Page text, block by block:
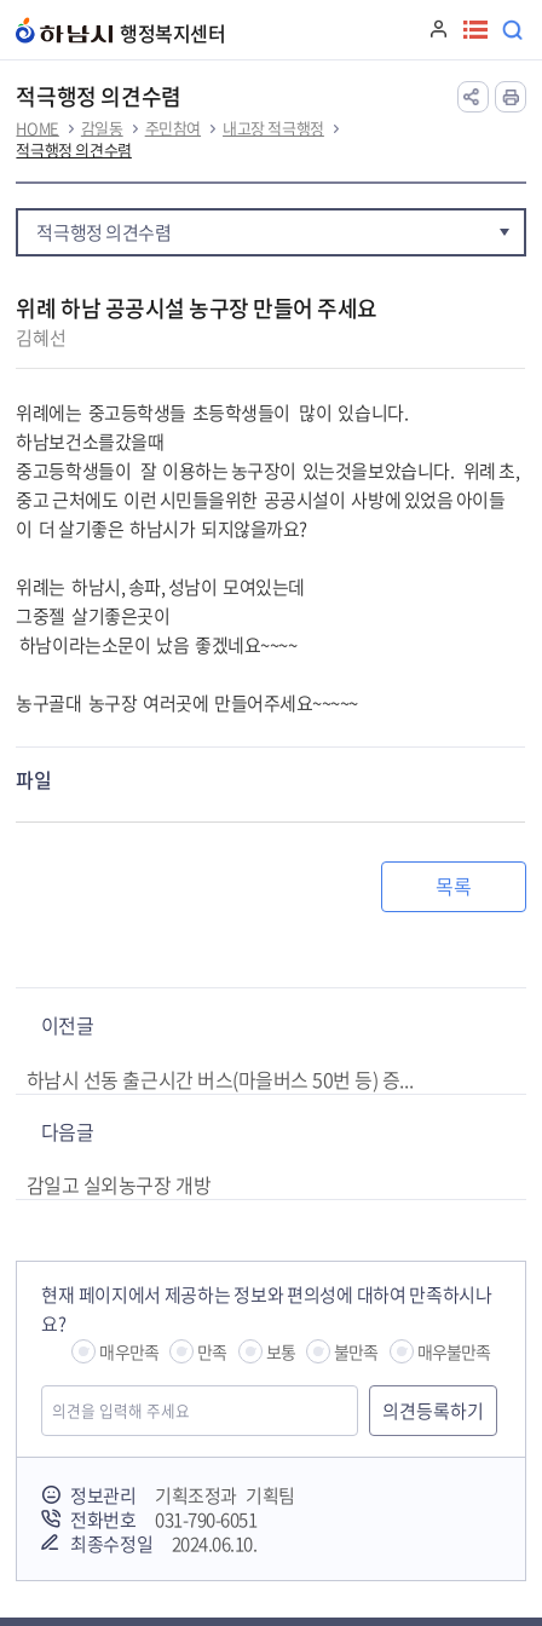
행정복지센터
적극행정 의견수렴
HOME 감일동 주민참여
내고장 적극행정
적극행정 의견수렴
적극행정 의견수렴
위례 하남 공공시설 농구장 만들어 주세요
김혜선
위례에는 중고등학생들 초등학생들이 많이 있습니다.
하남보건소를갔을때
중고등학생들이 잘 이용하는 농구장이 있는것을보았습니다. 위례 초,
중고 근처에도 이런 시민들을위한 공공시설이 사방에 있었음 아이들
이 더 살기좋은 하남시가 되지않을까요?
위례는 하남시, 송파, 성남이 모여있는데
그중젤 살기좋은곳이
하남이라는소문이 났음 좋겠네요~~~~
농구골대 농구장 여러곳에 만들어주세요~~~~~
파일
목록
이전글
하남시 선동 출근시간 버스(마을버스 50번 등) 증편 요청
다음글
감일고 실외농구장 개방
현재 페이지에서 제공하는 정보와 편의성에 대하여 만족하시나
요?
매우만족 만족 보통 불만족 매우불만족
정보관리
기획조정과 기획팀
전화번호
031-790-6051
최종수정일
2024.06.10.